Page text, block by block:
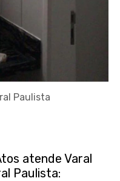
Paulista
atende Varal
Paulista: